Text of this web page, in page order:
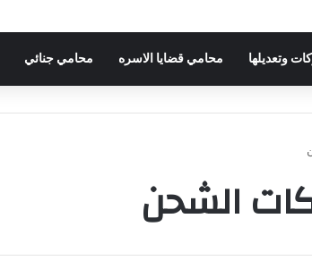
وتعديلها محامي قضايا الاسره محامي جنائي
الشحن